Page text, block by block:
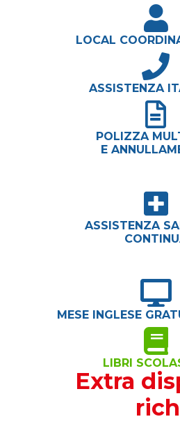
LOCAL
ASSISTENZA
POLIZZA
E
ASSISTENZA
MESE INGLESE
LIBRI
Extra